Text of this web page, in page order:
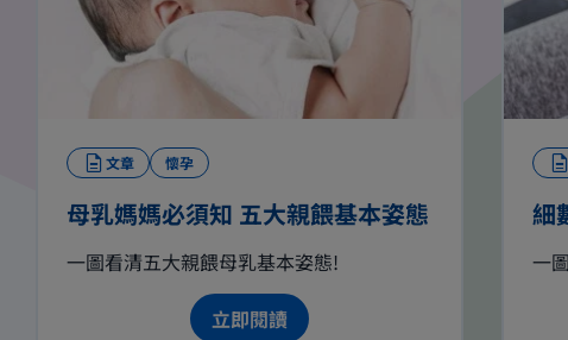
文章 懷孕
母乳媽媽必須知 五大親餵基本姿態
一圖看清五大親餵母乳基本姿態!
立即閱讀
細
一